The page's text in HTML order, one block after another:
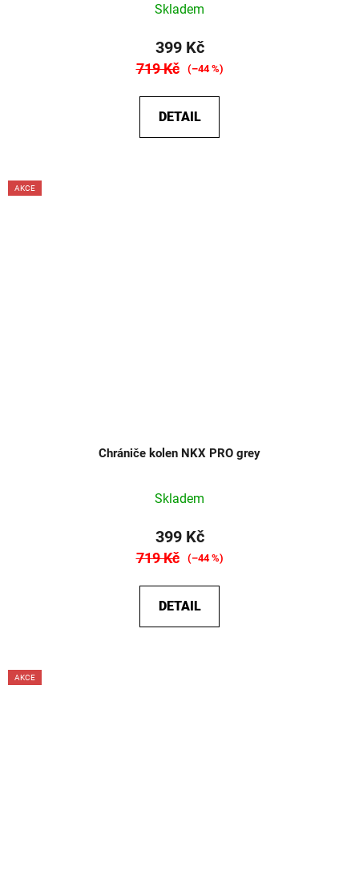
Skladem
399 Kč
719 Kč (–44 %)
DETAIL
AKCE
Chrániče kolen NKX PRO grey
Skladem
399 Kč
719 Kč (–44 %)
DETAIL
AKCE